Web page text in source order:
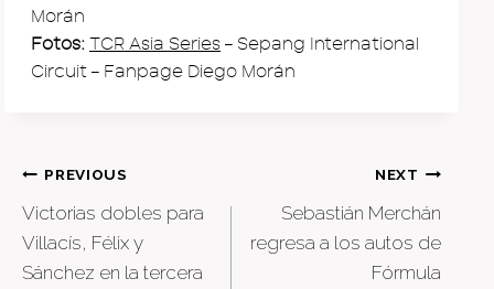
Morán
Fotos: TCR Asia Series – Sepang International
Circuit – Fanpage Diego Morán
Post
navigation
PREVIOUS
Victorias dobles para
Villacís, Félix y
Sánchez en la tercera
NEXT
Sebastián Merchán
regresa a los autos de
Fórmula